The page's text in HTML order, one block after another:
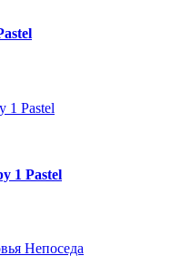
1 Pastel